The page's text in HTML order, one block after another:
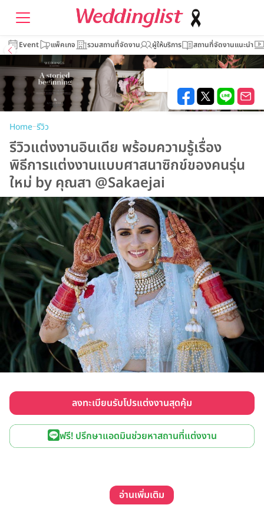
Event แพ็คเกจ รวมสถานที่จัดงาน ผู้ให้บริการ สถานที่จัดงานแนะนำ
Home–รีวิว
รีวิวแต่งงานอินเดีย พร้อมความรู้เรื่อง
พิธีการแต่งงานแบบศาสนาซิกข์ของคนรุ่น
ใหม่ by คุณสา @Sakaejai
ลงทะเบียนรับโปรแต่งงานสุดคุ้ม
ฟรี! ปรึกษาแอดมินช่วยหาสถานที่แต่งงาน
อ่านเพิ่มเติม